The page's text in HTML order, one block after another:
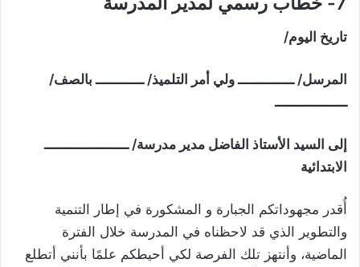
تاريخ اليوم/
المرسل/ ــــــــــــــ ولي أمر التلميذ/ ــــــــــــ بالصف/
ــــــــــــــــــ
إلى السيد الأستاذ الفاضل مدير مدرسة/ ـــــــــــــــــــــ
الابتدائية
أُقدر مجهوداتكم الجبارة و المشكورة في إطار التنمية
والتطوير الذي قد لاحظناه في المدرسة خلال الفترة
الماضية، وأنتهز تلك الفرصة لكي أحيطكم علمًا بأنني أتطلع